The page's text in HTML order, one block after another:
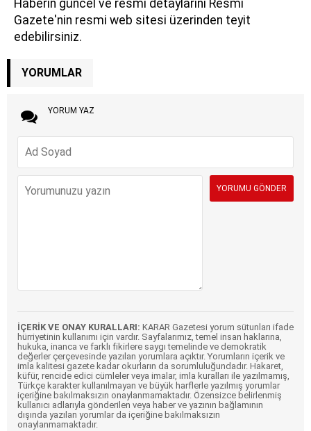
Haberin güncel ve resmi detaylarını Resmi
Gazete'nin resmi web sitesi üzerinden teyit
edebilirsiniz.
YORUMLAR
YORUM YAZ
İÇERİK VE ONAY KURALLARI: KARAR Gazetesi yorum sütunları ifade
hürriyetinin kullanımı için vardır. Sayfalarımız, temel insan haklarına,
hukuka, inanca ve farklı fikirlere saygı temelinde ve demokratik
değerler çerçevesinde yazılan yorumlara açıktır. Yorumların içerik ve
imla kalitesi gazete kadar okurların da sorumluluğundadır. Hakaret,
küfür, rencide edici cümleler veya imalar, imla kuralları ile yazılmamış,
Türkçe karakter kullanılmayan ve büyük harflerle yazılmış yorumlar
içeriğine bakılmaksızın onaylanmamaktadır. Özensizce belirlenmiş
kullanıcı adlarıyla gönderilen veya haber ve yazının bağlamının
dışında yazılan yorumlar da içeriğine bakılmaksızın
onaylanmamaktadır.